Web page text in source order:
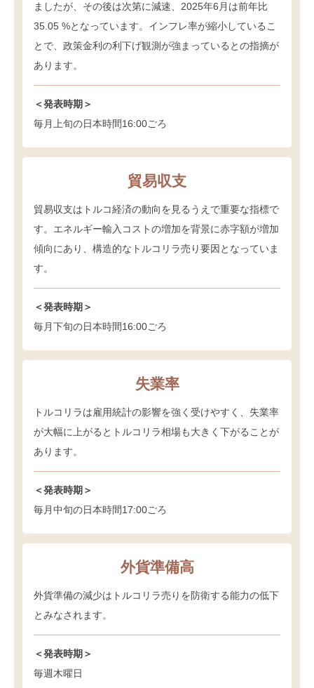
ましたが、その後は次第に減速、2025年6月は前年比
35.05 %となっています。インフレ率が縮小しているこ
とで、政策金利の利下げ観測が強まっているとの指摘が
あります。
＜発表時期＞
毎月上旬の日本時間16:00ごろ
貿易収支
貿易収支はトルコ経済の動向を見るうえで重要な指標で
す。エネルギー輸入コストの増加を背景に赤字額が増加
傾向にあり、構造的なトルコリラ売り要因となっていま
す。
＜発表時期＞
毎月下旬の日本時間16:00ごろ
失業率
トルコリラは雇用統計の影響を強く受けやすく、失業率
が大幅に上がるとトルコリラ相場も大きく下がることが
あります。
＜発表時期＞
毎月中旬の日本時間17:00ごろ
外貨準備高
外貨準備の減少はトルコリラ売りを防衛する能力の低下
とみなされます。
＜発表時期＞
毎週木曜日